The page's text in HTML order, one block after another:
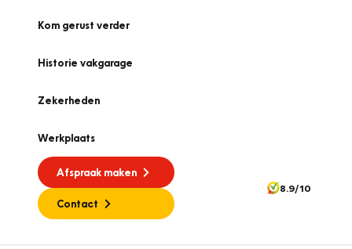
Kom gerust verder
Historie vakgarage
Zekerheden
Werkplaats
Afspraak maken
Contact
8.9/10